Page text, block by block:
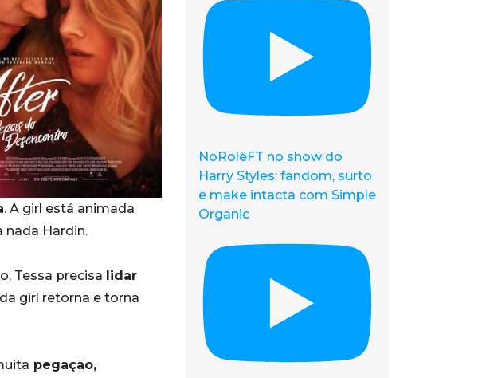
. A girl está animada
nada Hardin.
Tessa precisa lidar
girl retorna e torna
pegação,
NoRolêFT no show do
Harry Styles: fandom, surto
e make intacta com Simple
Organic